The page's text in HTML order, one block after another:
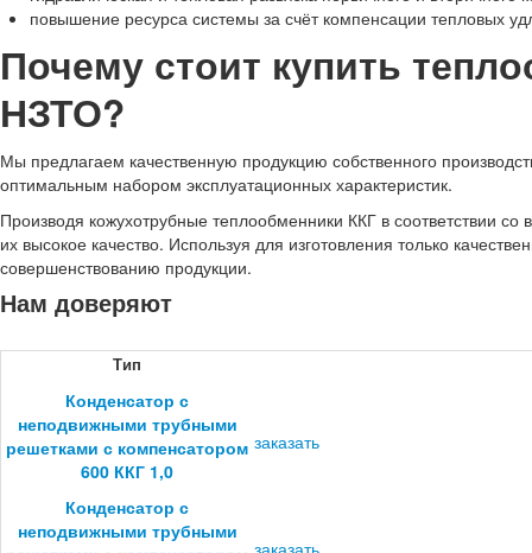
повышение ресурса системы за счёт компенсации тепловых
Почему стоит купить
НЗТО?
Мы предлагаем качественную продукцию собственного
оптимальным набором эксплуатационных характеристик.
Производя кожухотрубные теплообменники ККГ в соответствии
их высокое качество. Используя для изготовления только
совершенствованию продукции.
Нам доверяют
Тип
Конденсатор с
неподвижными трубными
решетками с компенсатором
600 ККГ 1,0
заказать
Конденсатор с
неподвижными трубными
заказать